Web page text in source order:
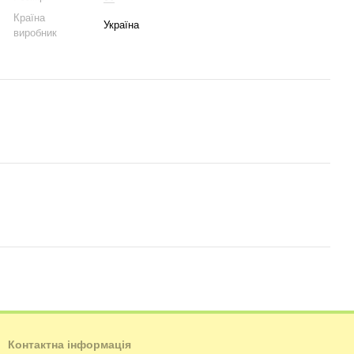
Країна
виробник
Україна
Контактна інформація